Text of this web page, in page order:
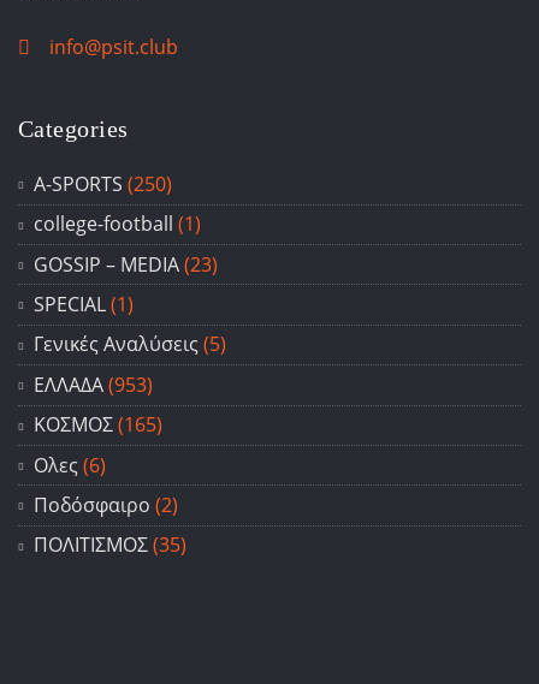
info@psit.club
Categories
A-SPORTS (250)
college-football (1)
GOSSIP – ΜΕDIA(23)
SPECIAL(1)
Γενικές Αναλύσεις(5)
ΕΛΛΑΔΑ(953)
ΚΟΣΜΟΣ(165)
Ολες (6)
Ποδόσφαιρο (2)
ΠΟΛΙΤΙΣΜΟΣ(35)